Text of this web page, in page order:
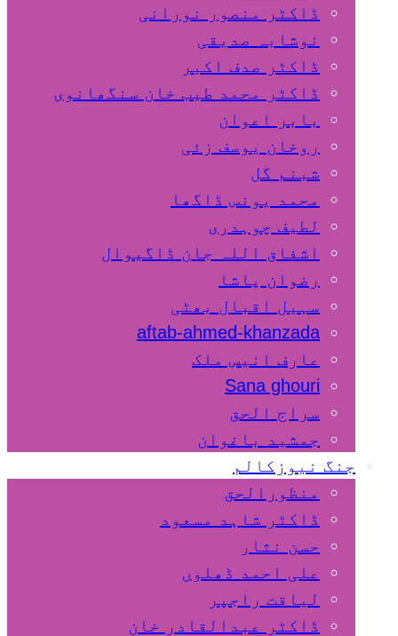
ڈاکٹر منصور نورانی
نوشابہ صدیقی
ڈاکٹر صدف اکبر
ڈاکٹر محمد طیب خان سنگھانوی
بابر اعوان
روخان یوسف زئی
شبنم گل
محمد یونس ڈاگھا
لطیف چوہدری
اشفاق اللہ جان ڈاگیوال
رضوان پاشا
سہیل اقبال بھٹی
aftab-ahmed-khanzada
عارف انیس ملک
Sana ghouri
سراج الحق
جمشید باغوان
جنگ نیوزکالم
منظورالحق
ڈاکٹر شاہد مسعود
حسن نثار
علی احمد ڈھلوں
لیاقت راجپر
ڈاکٹر عبدالقادر خان